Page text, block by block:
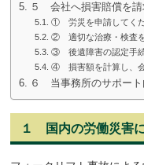
５ 会社へ損害賠償を請
① 労災を申請してく
② 適切な治療・検査
③ 後遺障害の認定手
④ 損害額を計算し、
６ 当事務所のサポート
１ 国内の労働災害